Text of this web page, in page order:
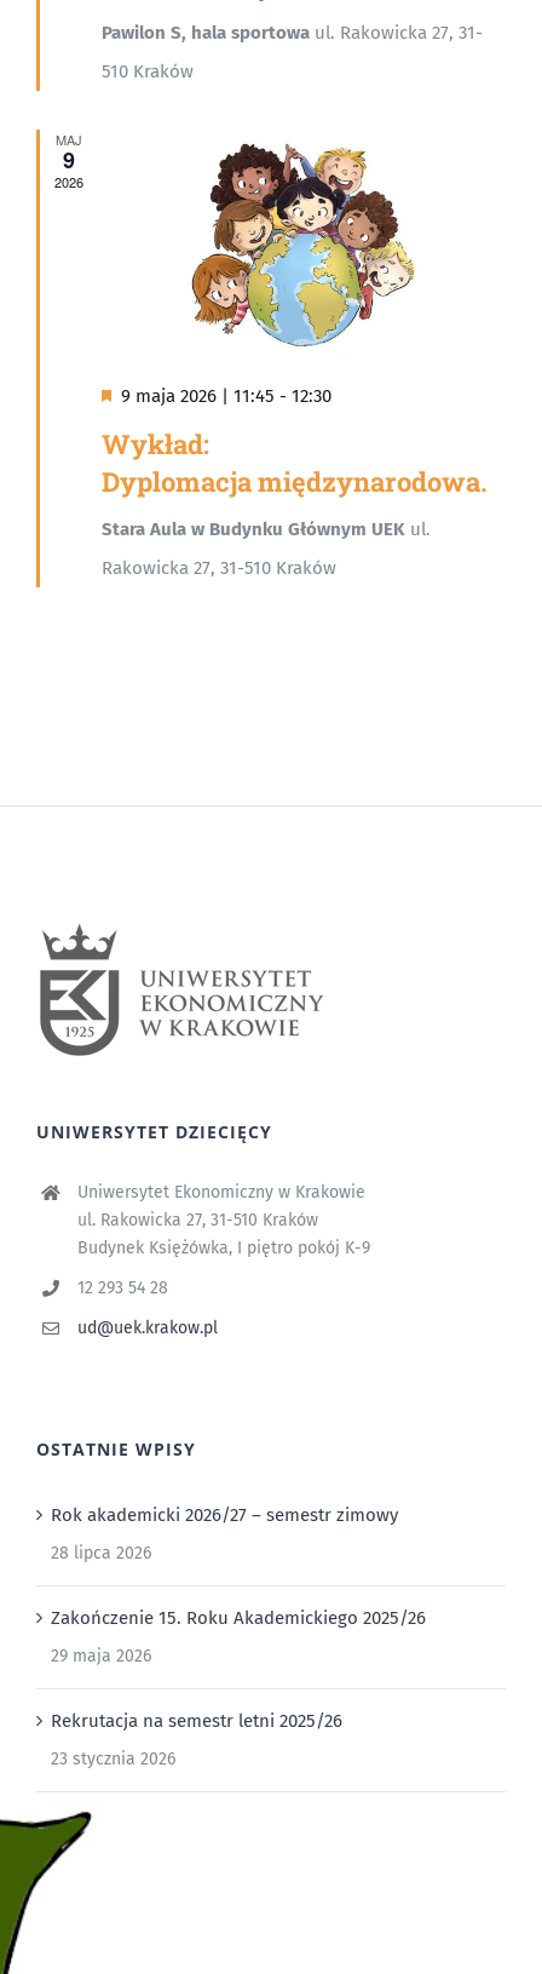
Pawilon S, hala sportowa ul. Rakowicka 27, 31-
510 Kraków
MAJ
9
2026
Wyróżnione
9 maja 2026 | 11:45 - 12:30
Wykład:
Dyplomacja międzynarodowa.
Stara Aula w Budynku Głównym UEK ul.
Rakowicka 27, 31-510 Kraków
UNIWERSYTET DZIECIĘCY
Uniwersytet Ekonomiczny w Krakowie
ul. Rakowicka 27, 31-510 Kraków
Budynek Księżówka, I piętro pokój K-9
12 293 54 28
ud@uek.krakow.pl
OSTATNIE WPISY
Rok akademicki 2026/27 – semestr zimowy
28 lipca 2026
Zakończenie 15. Roku Akademickiego 2025/26
29 maja 2026
Rekrutacja na semestr letni 2025/26
23 stycznia 2026